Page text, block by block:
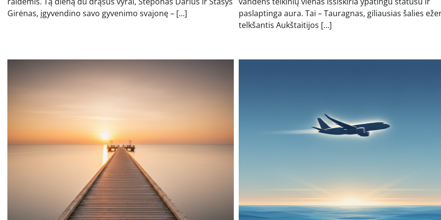
Girėnas, įgyvendino savo gyvenimo svajonę – […]
paslaptinga aura. Tai – Tauragnas, giliausias šalies
telkšantis Aukštaitijos […]